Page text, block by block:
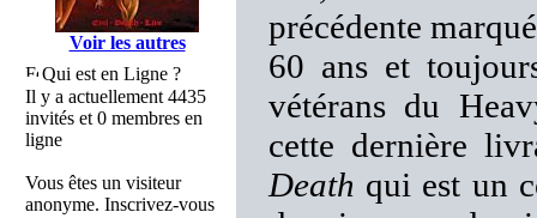
Voir les autres
Qui est en Ligne ?
Il y a actuellement 4435
invités et 0 membres en
ligne
Vous êtes un visiteur
anonyme. Inscrivez-vous
précédente
60 ans et
vétérans du
cette dernière
Death qui est un